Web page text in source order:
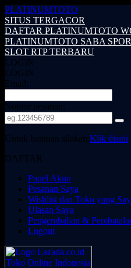
PLATINUMTOTO
SITUS TERGACOR
DAFTAR PLATINUMTOTO
PLATINUMTOTO SABA
SLOT RTP TERBARU
LOGIN
LOGIN
Email:
Nomor pesanan:
Untuk bantuan silakan,Klik disini
DAFTAR
Panel Akun
Pesanan Saya
Wishlist dan Toko yang
Ulasan Saya
Pengembalian &
Logout